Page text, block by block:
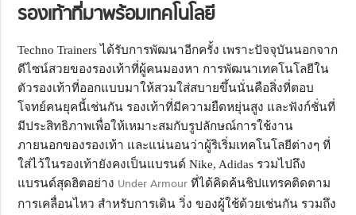
รองเท้าที่มาพร้อมเทคโนโลยี
Techno Trainers ได้รับการพัฒนาอีกครั้ง เพราะปัจจุบันนอกจาก
ดีไซน์สวยของรองเท้าที่ผู้คนมองหา การพัฒนาเทคโนโลยีใน
ตัวรองเท้าที่ออกแบบมาให้สวมใส่สบายขึ้นนั่นคือสิ่งที่ตอบ
โจทย์คนยุคนี้เช่นกัน รองเท้าที่มีความยืดหยุ่นสูง และฟังก์ชั่นที่
มีประสิทธิภาพเพื่อให้เหมาะสมกับรูปลักษณ์การใช้งาน
ภายนอกของรองเท้า และแน่นอนว่าผู้ริเริ่มเทคโนโลยีต่างๆ ที่
ใส่ไว้ในรองเท้ายังคงเป็นแบรนด์ Nike, Adidas รวมไปถึง
แบรนด์สุดฮิตอย่าง Under Armour ที่ได้คิดค้นชิปแทรคติดตาม
การเคลื่อนไหว สำหรับการเดิน วิ่ง ของผู้ใช้ด้วยเช่นกัน รวมถึง